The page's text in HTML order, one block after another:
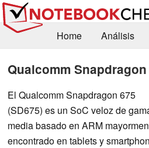
Home Análisis
Contacto
Qualcomm Snapdragon
El Qualcomm Snapdragon 675
(SD675) es un SoC veloz de
media basado en ARM
encontrado en tablets y